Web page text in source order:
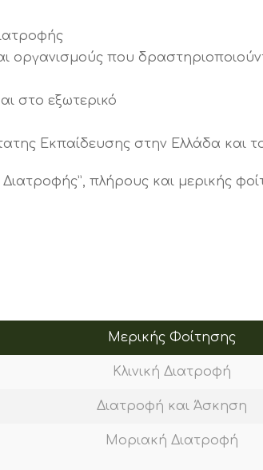
οργανισμούς που
στο εξωτερικό
Εκπαίδευσης στην Ελλάδα και
πλήρους και μερικής
Μερικής Φοίτησης
Κλινική Διατροφή
Διατροφή και Άσκηση
Μοριακή Διατροφή